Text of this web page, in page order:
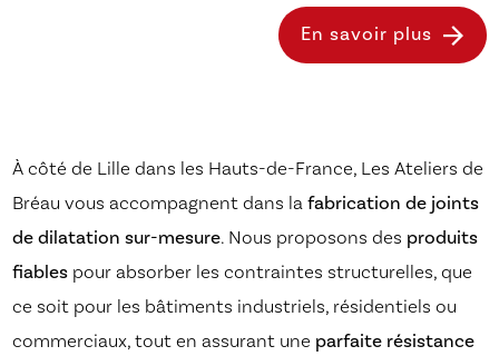
En savoir plus
À côté de Lille dans les Hauts-de-France, Les Ateliers de
Bréau vous accompagnent dans lafabrication de joints
de dilatation sur-mesure. Nous proposons des produits
fiables pour absorber les contraintes structurelles, que
ce soit pour les bâtiments industriels, résidentiels ou
commerciaux, tout en assurant une parfaite résistance